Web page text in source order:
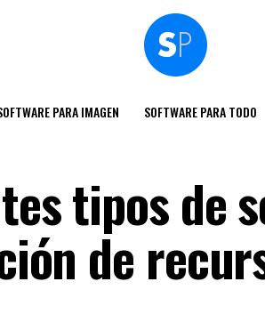
PARA IMAGEN SOFTWARE PARA TODO
tipos de
de